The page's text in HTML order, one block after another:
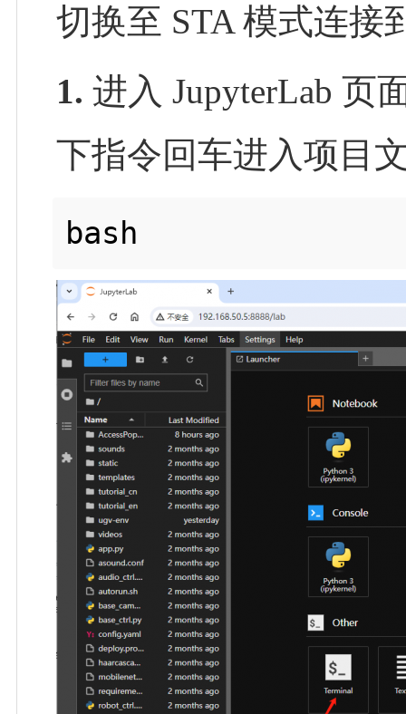
切换至 STA 模式连接
1. 进入 JupyterLab 页
下指令回车进入项目
bash